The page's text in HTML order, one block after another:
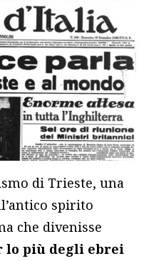
di Trieste, una
spirito
che divenisse
lo più degli ebrei